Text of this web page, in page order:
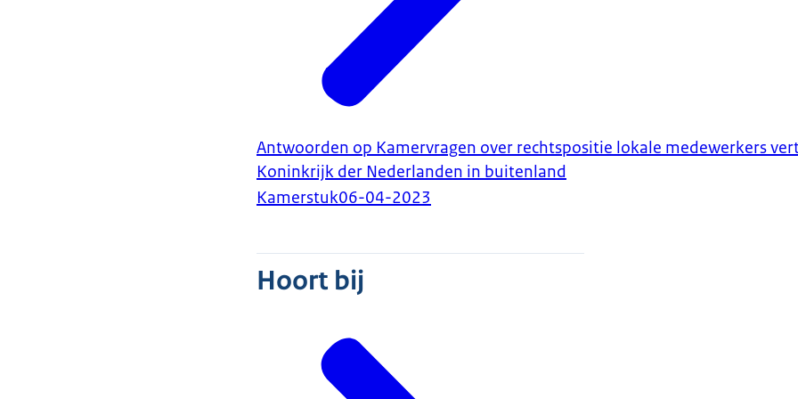
Antwoorden op Kamervragen over rechtspositie lokale medewerkers
Koninkrijk der Nederlanden in buitenland
Kamerstuk06-04-2023
Hoort bij